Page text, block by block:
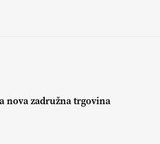
nova zadružna trgovina